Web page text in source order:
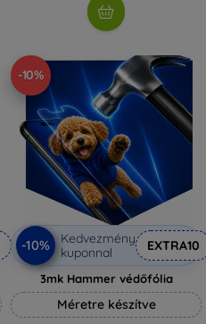
-10%
-10%
Kedvezmény
kuponnal
EXTRA10
3mk Hammer védőfólia
Méretre készítve